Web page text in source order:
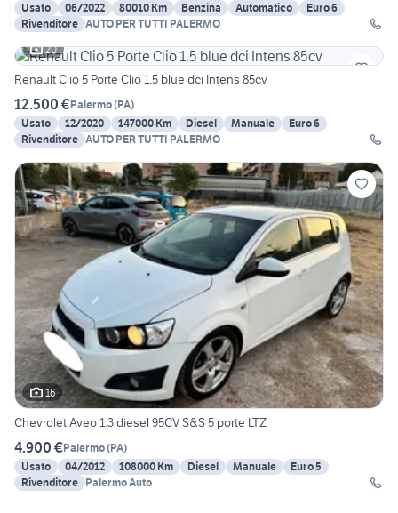
Usato
06/2022 80010 Km Benzina Automatico
Euro 6
Rivenditore AUTO PER TUTTI PALERMO
20
Renault Clio 5 Porte Clio 1.5 blue dci Intens 85cv
12.500 €Palermo(PA)
Usato
12/2020 147000 Km Diesel Manuale
Euro 6
Rivenditore AUTO PER TUTTI PALERMO
16
Chevrolet Aveo 1.3 diesel 95CV S&S 5 porte LTZ
4.900 €Palermo(PA)
Usato
04/2012 108000 Km Diesel Manuale
Euro 5
Rivenditore Palermo Auto